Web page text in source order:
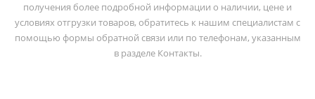
получения более подробной информации о наличии, цене и
условиях отгрузки товаров, обратитесь к нашим специалистам с
помощью формы обратной связи или по телефонам, указанным
в разделе Контакты.